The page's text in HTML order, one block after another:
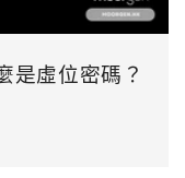
是虛位密碼？